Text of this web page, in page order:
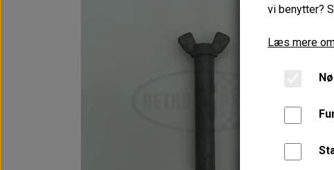
vi benytter?
Læs mere